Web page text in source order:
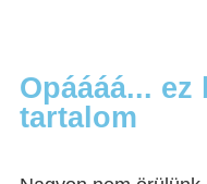
Opáááá...
tartalom